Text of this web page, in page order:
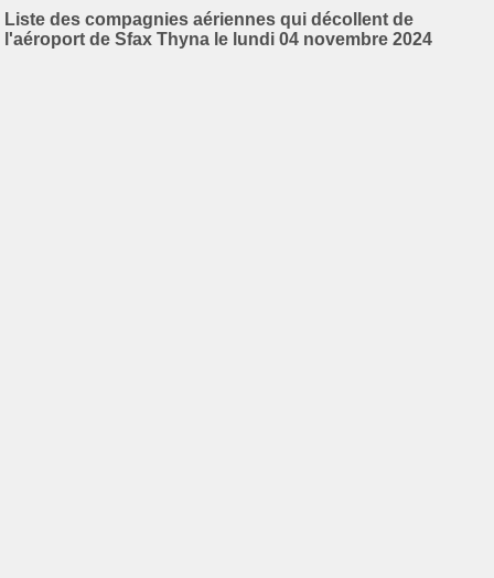
Liste des compagnies aériennes qui décollent de
l'aéroport de Sfax Thyna le lundi 04 novembre 2024